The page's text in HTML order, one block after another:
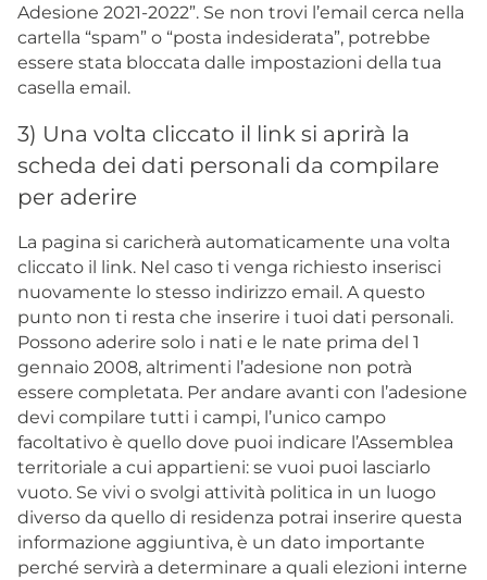
Adesione 2021-2022”. Se non trovi l’email cerca nella
cartella “spam” o “posta indesiderata”, potrebbe
essere stata bloccata dalle impostazioni della tua
casella email.
3) Una volta cliccato il link si aprirà la
scheda dei dati personali da compilare
per aderire
La pagina si caricherà automaticamente una volta
cliccato il link. Nel caso ti venga richiesto inserisci
nuovamente lo stesso indirizzo email. A questo
punto non ti resta che inserire i tuoi dati personali.
Possono aderire solo i nati e le nate prima del 1
gennaio 2008, altrimenti l’adesione non potrà
essere completata. Per andare avanti con l’adesione
devi compilare tutti i campi, l’unico campo
facoltativo è quello dove puoi indicare l’Assemblea
territoriale a cui appartieni: se vuoi puoi lasciarlo
vuoto. Se vivi o svolgi attività politica in un luogo
diverso da quello di residenza potrai inserire questa
informazione aggiuntiva, è un dato importante
perché servirà a determinare a quali elezioni interne